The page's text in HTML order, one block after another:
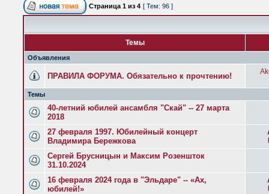
Страница 1 из 4 [ Тем: 96 ]
Темы
Объявления
ПРАВИЛА ФОРУМА. Обязательно к прочтению!
Темы
40-летний юбилей ансамбля "Скай" -- 27 марта
2018
27 февраля 1997. Юбилейный концерт
Владимира Бережкова
Сергей Брусницын и Максим Розеншток
31.10.2024
16 февраля 2024 года в "Эльдаре" -- «Ах,
юбилей!»